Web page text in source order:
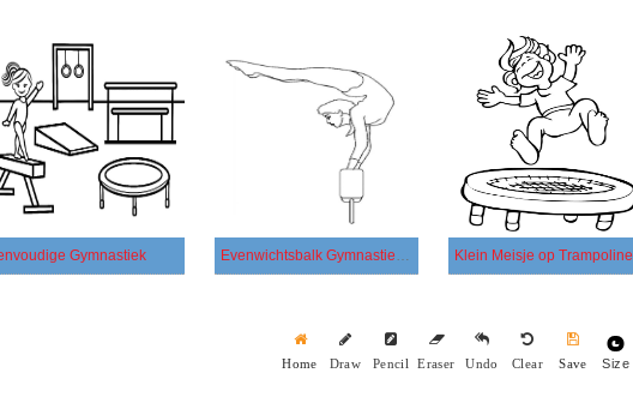
Gymnastiek Evenwichtsbalk Gymnastiek Afbeelding Klein Meisje op Trampoline
Home Draw Pencil Eraser Undo Clear Save Size